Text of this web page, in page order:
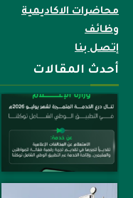
محاضرات الاكاديمية
وظائف
إتصل بنا
أحدث المقالات